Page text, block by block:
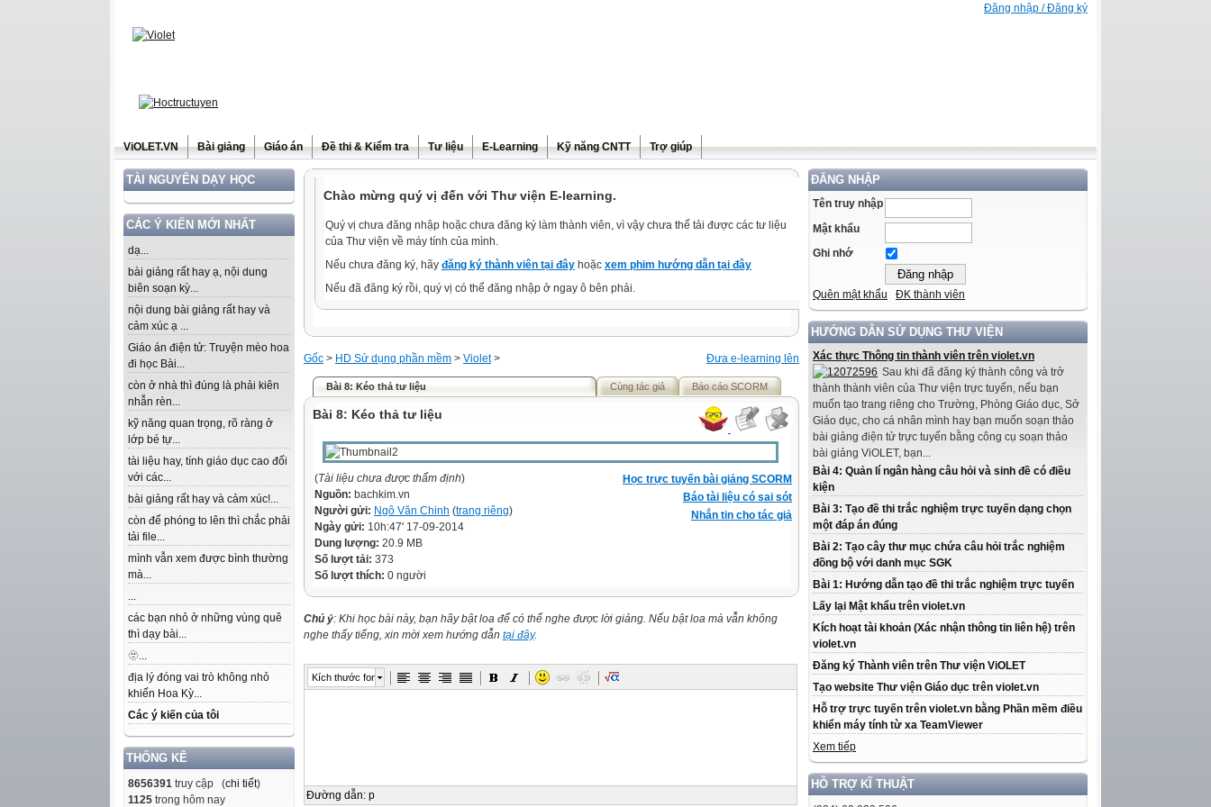
Đăng nhập / Đăng ký
ViOLET.VN Bài giảng Giáo án Đề thi & Kiểm tra Tư liệu E-Learning Kỹ năng CNTT Trợ giúp
TÀI NGUYÊN DẠY HỌC
CÁC Ý KIẾN MỚI NHẤT
dạ...
bài giảng rất hay ạ, nội dung
biên soạn kỳ...
nội dung bài giảng rất hay và
cảm xúc ạ ...
Giáo án điện tử: Truyện mèo hoa
đi học Bài...
còn ở nhà thì đúng là phải kiên
nhẫn rèn...
kỹ năng quan trọng, rõ ràng ở
lớp bé tự...
tài liệu hay, tính giáo dục cao đối
với các...
bài giảng rất hay và cảm xúc!...
còn để phóng to lên thì chắc phải
tải file...
mình vẫn xem được bình thường
mà...
...
các bạn nhỏ ở những vùng quê
thì dạy bài...
🫥...
địa lý đóng vai trò không nhỏ
khiến Hoa Kỳ...
Các ý kiến của tôi
THỐNG KÊ
8656391 truy cập (chi tiết)
1125 trong hôm nay
ĐĂNG NHẬP
Tên truy nhập
Mật khẩu
Ghi nhớ
Quên mật khẩu ĐK thành viên
HƯỚNG DẪN SỬ DỤNG THƯ VIỆN
Xác thực Thông tin thành viên trên violet.vn
Sau khi đã đăng ký thành công và trở
thành thành viên của Thư viện trực tuyến, nếu bạn
muốn tạo trang riêng cho Trường, Phòng Giáo dục, Sở
Giáo dục, cho cá nhân mình hay bạn muốn soạn thảo
bài giảng điện tử trực tuyến bằng công cụ soạn thảo
bài giảng ViOLET, bạn...
Bài 4: Quản lí ngân hàng câu hỏi và sinh đề có điều
kiện
Bài 3: Tạo đề thi trắc nghiệm trực tuyến dạng chọn
một đáp án đúng
Bài 2: Tạo cây thư mục chứa câu hỏi trắc nghiệm
đồng bộ với danh mục SGK
Bài 1: Hướng dẫn tạo đề thi trắc nghiệm trực tuyến
Lấy lại Mật khẩu trên violet.vn
Kích hoạt tài khoản (Xác nhận thông tin liên hệ) trên
violet.vn
Đăng ký Thành viên trên Thư viện ViOLET
Tạo website Thư viện Giáo dục trên violet.vn
Hỗ trợ trực tuyến trên violet.vn bằng Phần mềm điều
khiển máy tính từ xa TeamViewer
Xem tiếp
HỖ TRỢ KĨ THUẬT
Chào mừng quý vị đến với Thư viện E-learning.
Quý vị chưa đăng nhập hoặc chưa đăng ký làm thành viên, vì vậy chưa thể tải được các tư liệu
của Thư viện về máy tính của mình.
Nếu chưa đăng ký, hãy đăng ký thành viên tại đây hoặc xem phim hướng dẫn tại đây
Nếu đã đăng ký rồi, quý vị có thể đăng nhập ở ngay ô bên phải.
Đưa e-learning lên
Gốc > HD Sử dụng phần mềm > Violet>
Bài 8: Kéo thả tư liệu Cùng tác giả Báo cáo SCORM
Bài 8: Kéo thả tư liệu
Học trực tuyến bài giảng SCORM
Báo tài liệu có sai sót
Nhắn tin cho tác giả
(Tài liệu chưa được thẩm định)
Nguồn: bachkim.vn
Người gửi: Ngô Văn Chinh (trang riêng)
Ngày gửi: 10h:47' 17-09-2014
Dung lượng: 20.9 MB
Số lượt tải: 373
Số lượt thích: 0 người
Chú ý: Khi học bài này, bạn hãy bật loa để có thể nghe được lời giảng. Nếu bật loa mà vẫn không
nghe thấy tiếng, xin mời xem hướng dẫn tại đây.
Kích thước font
Đường dẫn: p